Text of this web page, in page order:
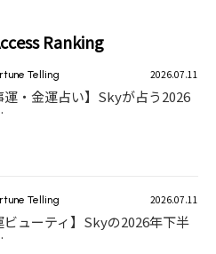
Ranking
Telling 2026.07.11
運・金運占い】Skyが占う2026
Telling 2026.07.11
ビューティ】Skyの2026年下半